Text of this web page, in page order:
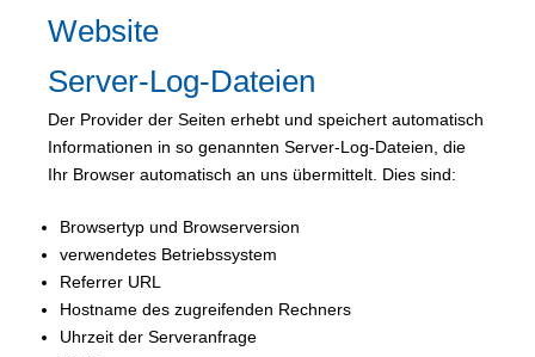
Website
Server-Log-Dateien
Der Provider der Seiten erhebt und speichert automatisch
Informationen in so genannten Server-Log-Dateien, die
Ihr Browser automatisch an uns übermittelt. Dies sind:
Browsertyp und Browserversion
verwendetes Betriebssystem
Referrer URL
Hostname des zugreifenden Rechners
Uhrzeit der Serveranfrage